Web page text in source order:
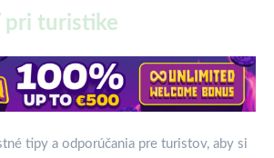
pri turistike
tipy a odporúčania pre turistov, aby si